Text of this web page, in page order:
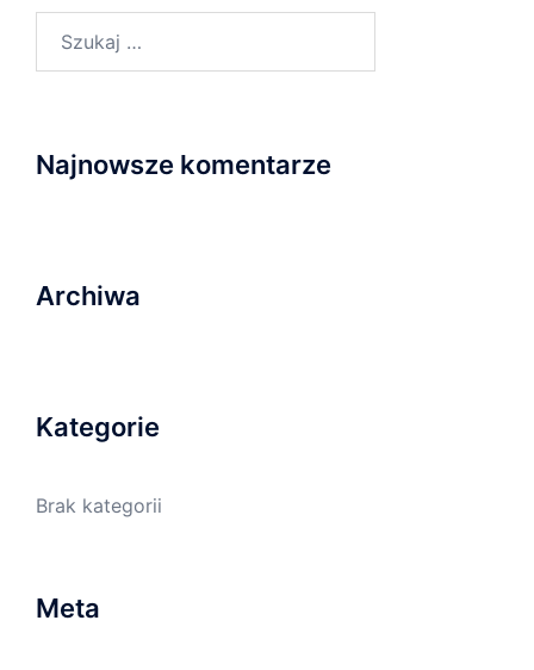
Najnowsze komentarze
Archiwa
Kategorie
Brak kategorii
Meta